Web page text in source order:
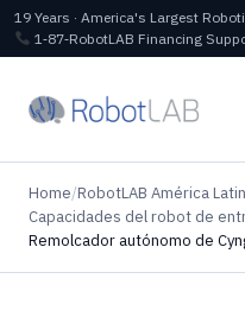
19 Years · America's Largest
1‑87‑RobotLAB Financing
Home/RobotLAB América
Capacidades del robot de
Remolcador autónomo de